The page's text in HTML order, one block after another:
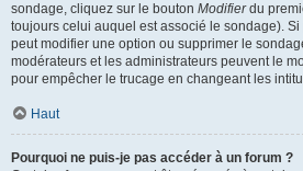
sondage, cliquez sur le bouton Modifierdu
toujours celui auquel est associé le sondage). Si
peut modifier une option ou supprimer le
modérateurs et les administrateurs peuvent le
pour empêcher le trucage en changeant les
Haut
Pourquoi ne puis-je pas accéder à un forum ?